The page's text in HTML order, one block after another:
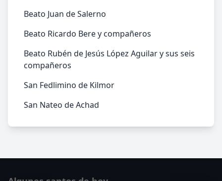
Beato Juan de Salerno
Beato Ricardo Bere y compañeros
Beato Rubén de Jesús López Aguilar y sus seis
compañeros
San Fedlimino de Kilmor
San Nateo de Achad